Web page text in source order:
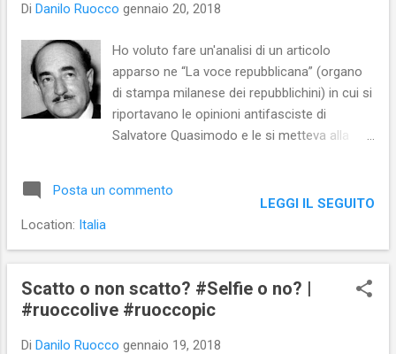
Di Danilo Ruocco gennaio 20, 2018
Ho voluto fare un'analisi di un articolo
apparso ne “La voce repubblicana” (organo
di stampa milanese dei repubblichini) in cui si
riportavano le opinioni antifasciste di
Salvatore Quasimodo e le si metteva alla
sul sito dedicato a Salvatore Quasimodo .
Posta un commento
Location: Italia
LEGGI IL SEGUITO
Scatto o non scatto? #Selfie o no? |
#ruoccolive #ruoccopic
Di Danilo Ruocco gennaio 19, 2018